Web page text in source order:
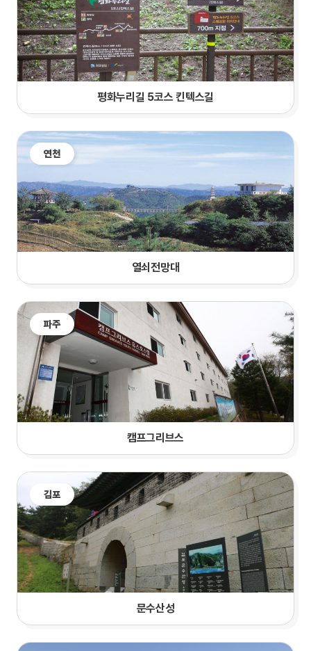
평화누리길 5코스 킨텍스길
연천
열쇠전망대
파주
캠프그리브스
김포
문수산성